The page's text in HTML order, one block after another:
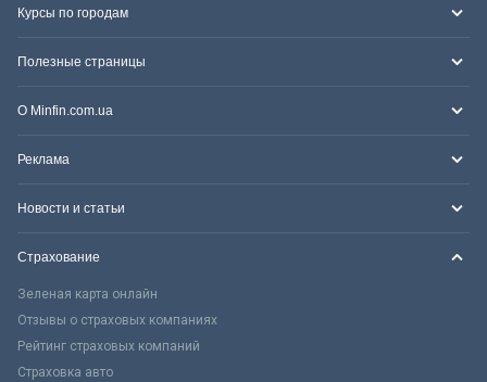
Курсы по городам
Полезные страницы
О Minfin.com.ua
Реклама
Новости и статьи
Страхование
Зеленая карта онлайн
Отзывы о страховых компаниях
Рейтинг страховых компаний
Страховка авто